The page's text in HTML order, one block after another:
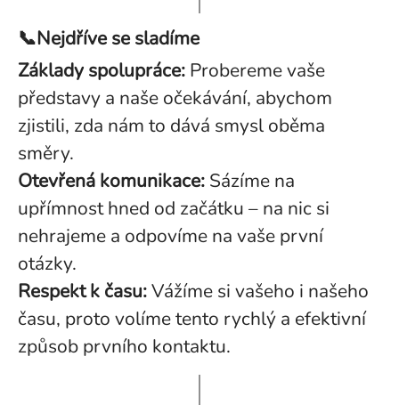
📞Nejdříve se sladíme
Základy spolupráce: Probereme vaše
představy a naše očekávání, abychom
zjistili, zda nám to dává smysl oběma
směry.
Otevřená komunikace: Sázíme na
upřímnost hned od začátku – na nic si
nehrajeme a odpovíme na vaše první
otázky.
Respekt k času:Vážíme si vašeho i našeho
času, proto volíme tento rychlý a efektivní
způsob prvního kontaktu.